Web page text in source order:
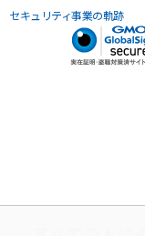
セキュリティ事業の軌跡